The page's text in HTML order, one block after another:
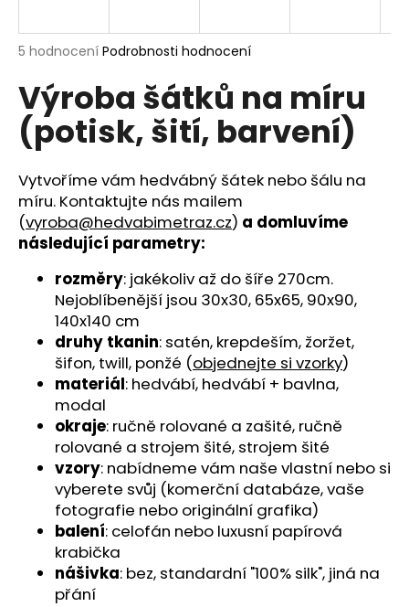
Průměrné
produktu
je
5,0
z
hvězdiček.
5 hodnocení Podrobnosti hodnocení
Výroba šátků na míru
(potisk, šití, barvení)
Vytvoříme vám hedvábný šátek nebo šálu na
míru. Kontaktujte nás mailem
(vyroba@hedvabimetraz.cz) a domluvíme
následující parametry:
rozměry: jakékoliv až do šíře 270cm.
Nejoblíbenější jsou 30x30, 65x65, 90x90,
140x140 cm
druhy tkanin: satén, krepdeším, žoržet,
šifon, twill, ponžé (objednejte si vzorky)
materiál: hedvábí, hedvábí + bavlna,
modal
okraje: ručně rolované a zašité, ručně
rolované a strojem šité, strojem šité
vzory: nabídneme vám naše vlastní nebo si
vyberete svůj (komerční databáze, vaše
fotografie nebo originální grafika)
balení: celofán nebo luxusní papírová
krabička
nášivka: bez, standardní "100% silk", jiná na
přání
j
t
?
HLEDAT